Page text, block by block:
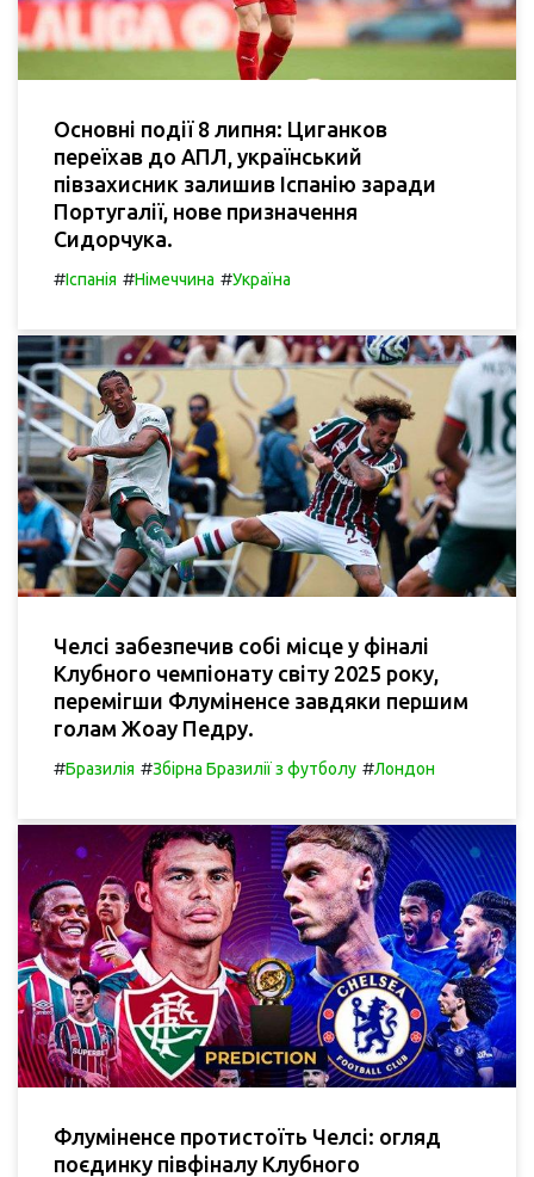
Основні події 8 липня: Циганков
переїхав до АПЛ, український
півзахисник залишив Іспанію заради
Португалії, нове призначення
Сидорчука.
#Іспанія #Німеччина #Україна
Челсі забезпечив собі місце у фіналі
Клубного чемпіонату світу 2025 року,
перемігши Флуміненсе завдяки першим
голам Жоау Педру.
#Бразилія #Збірна Бразилії з футболу #Лондон
Флуміненсе протистоїть Челсі: огляд
поєдинку півфіналу Клубного